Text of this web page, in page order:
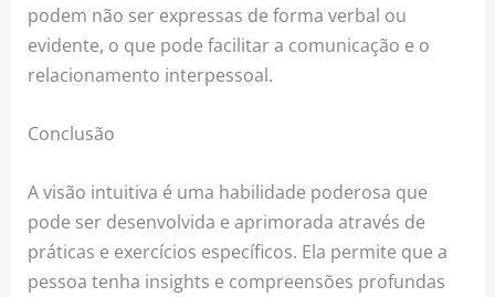
podem não ser expressas de forma verbal ou
evidente, o que pode facilitar a comunicação e o
relacionamento interpessoal.
Conclusão
A visão intuitiva é uma habilidade poderosa que
pode ser desenvolvida e aprimorada através de
práticas e exercícios específicos. Ela permite que a
pessoa tenha insights e compreensões profundas